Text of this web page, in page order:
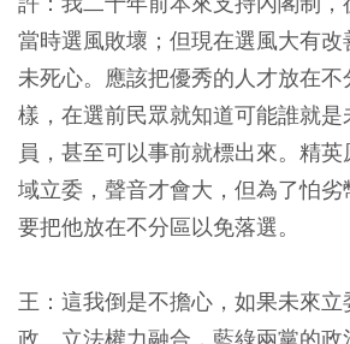
當時選風敗壞；但現在選風大有
未死心。應該把優秀的人才放在
樣，在選前民眾就知道可能誰就
員，甚至可以事前就標出來。精
域立委，聲音才會大，但為了怕
要把他放在不分區以免落選。
王：這我倒是不擔心，如果未來